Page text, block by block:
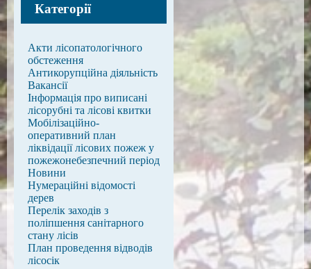
Категорії
Акти лісопатологічного
обстеження
Антикорупційна діяльність
Вакансії
Інформація про виписані
лісорубні та лісові квитки
Мобілізаційно-
оперативний план
ліквідації лісових пожеж у
пожежонебезпечний період
Новини
Нумераційні відомості
дерев
Перелік заходів з
поліпшення санітарного
стану лісів
План проведення відводів
лісосік